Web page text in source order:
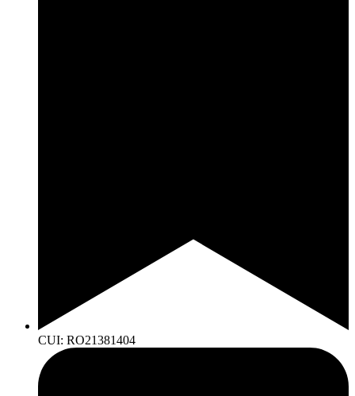
CUI: RO21381404